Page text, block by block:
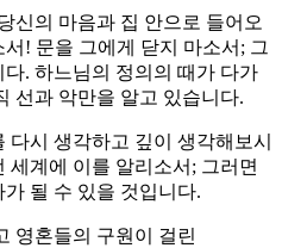
신의 마음과 집 안으로 들어오
! 문을 그에게 닫지 마소서; 그
. 하느님의 정의의 때가 다가
선과 악만을 알고 있습니다.
시 생각하고 깊이 생각해보시
세계에 이를 알리소서; 그러면
될 수 있을 것입니다.
영혼들의 구원이 걸린